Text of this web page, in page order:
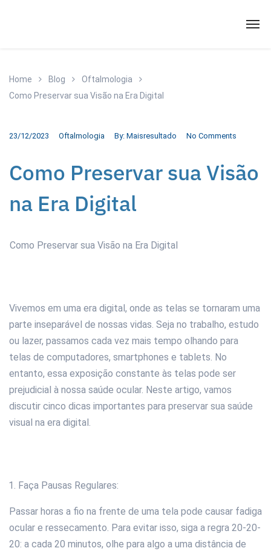
Home Blog
Oftalmologia
Como Preservar sua Visão na Era Digital
23/12/2023 Oftalmologia By: Maisresultado No Comments
Como Preservar sua Visão
na Era Digital
Como Preservar sua Visão na Era Digital
Vivemos em uma era digital, onde as telas se tornaram uma
parte inseparável de nossas vidas. Seja no trabalho, estudo
ou lazer, passamos cada vez mais tempo olhando para
telas de computadores, smartphones e tablets. No
entanto, essa exposição constante às telas pode ser
prejudicial à nossa saúde ocular. Neste artigo, vamos
discutir cinco dicas importantes para preservar sua saúde
visual na era digital.
Faça Pausas Regulares:
Passar horas a fio na frente de uma tela pode causar fadiga
ocular e ressecamento. Para evitar isso, siga a regra 20-20-
20: a cada 20 minutos, olhe para algo a uma distância de